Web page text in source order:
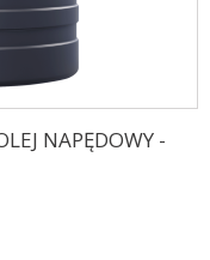
NAPĘDOWY -